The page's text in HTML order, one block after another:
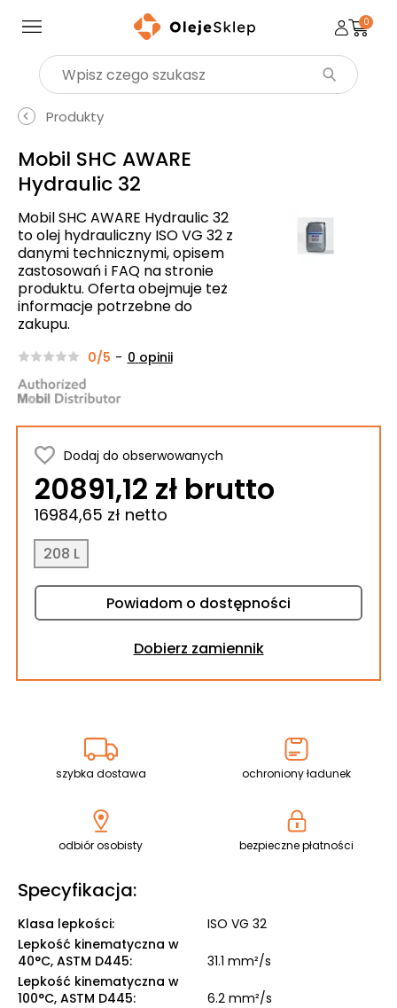
Wyszukaj produkt
0
Produkty
Mobil SHC AWARE
Hydraulic 32
Mobil SHC AWARE Hydraulic 32
to olej hydrauliczny ISO VG 32 z
danymi technicznymi, opisem
zastosowań i FAQ na stronie
produktu. Oferta obejmuje też
informacje potrzebne do
zakupu.
0/5 - 0 opinii
Dodaj do obserwowanych
20891,12 zł brutto
16984,65 zł netto
208 L
Powiadom o dostępności
Dobierz zamiennik
szybka dostawa ochroniony ładunek
odbiór osobisty bezpieczne płatności
Specyfikacja:
Klasa lepkości:
ISO VG 32
Lepkość kinematyczna w
40°C, ASTM D445:
31.1 mm²/s
Lepkość kinematyczna w
100°C, ASTM D445:
6.2 mm²/s